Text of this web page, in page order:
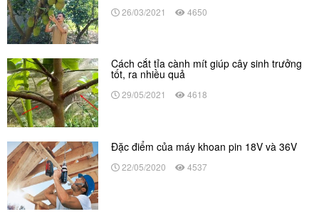
26/03/2021 4650
Cách cắt tỉa cành mít giúp cây sinh trưởng
tốt, ra nhiều quả
29/05/2021 4618
Đặc điểm của máy khoan pin 18V và 36V
22/05/2020 4537